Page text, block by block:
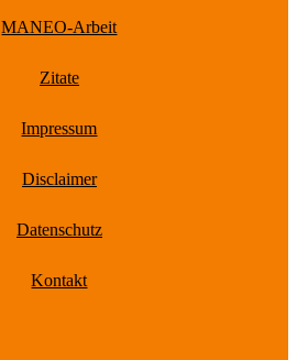
MANEO-Arbeit
Zitate
Impressum
Disclaimer
Datenschutz
Kontakt